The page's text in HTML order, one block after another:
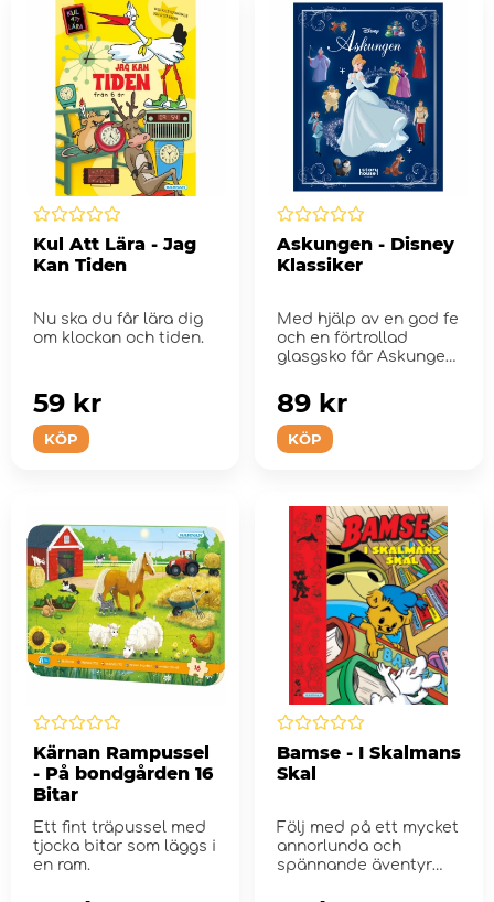
Kul Att Lära - Jag
Kan Tiden
Nu ska du får lära dig
om klockan och tiden.
KÖP
59 kr
Askungen - Disney
Klassiker
Med hjälp av en god fe
och en förtrollad
glasgsko får Askungen
KÖP
89 kr
Kärnan Rampussel
- På bondgården 16
Bitar
Ett fint träpussel med
tjocka bitar som läggs i
en ram.
Bamse - I Skalmans
Skal
Följ med på ett mycket
annorlunda och
spännande äventyr